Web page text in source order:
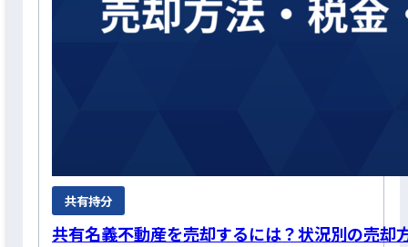
共有持分
共有名義不動産を売却するには？状況別の売却